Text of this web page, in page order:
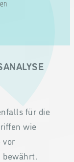
für die
wie
vor